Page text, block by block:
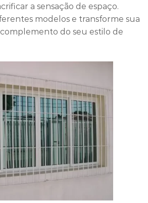
a sensação de espaço.
modelos e transforme sua
do seu estilo de